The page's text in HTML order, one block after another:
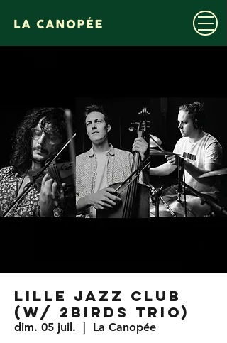
LILLE JAZZ CLUB
(w/ 2BIRDS TRIO)
dim. 05 juil.
  |
La Canopée